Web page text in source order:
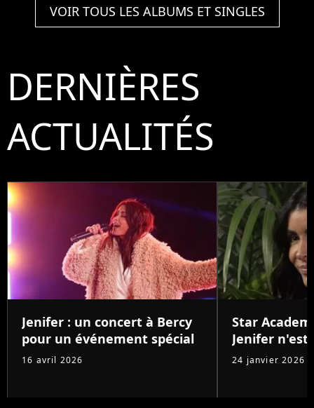
VOIR TOUS LES ALBUMS ET SINGLES
DERNIÈRES
ACTUALITÉS
Jenifer : un concert à Bercy
pour un événement spécial
16 avril 2026
Star
Jenifer n'est
24 janvier 2026